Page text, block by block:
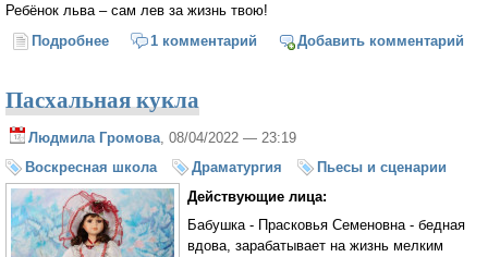
Ребёнок льва – сам лев за жизнь твою!
Подробнее о В любой тоске, тревоге и смятенье
1 комментарий Добавить комментарий
Пасхальная кукла
Людмила Громова , 08/04/2022 — 23:19
Воскресная школа
Драматургия
Пьесы и сценарии
Действующие лица:
Бабушка - Прасковья Семеновна - бедная
вдова, зарабатывает на жизнь мелким